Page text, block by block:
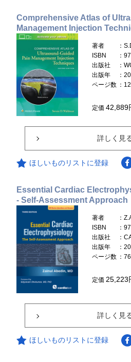
Comprehensive Atlas of
Management Injection
著者
：
ISBN
：
出版社
：
出版年
：
ページ数 ：
定価42,889
詳しく見
ほしいものリストに登録
Essential Cardiac
- Self-Assessment Approach
著者
：
ISBN
：
出版社
：
出版年
：
ページ数 ：
定価 25,223
詳しく見
ほしいものリストに登録